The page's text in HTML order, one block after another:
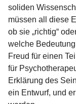
soliden
müssen all diese
ob sie „richtig“
welche
Freud für einen
für
Erklärung des
ein Entwurf, und